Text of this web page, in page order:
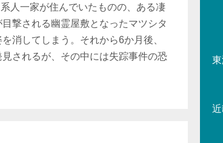
人一家が住んでいたものの、ある凄
撃される幽霊屋敷となったマツシタ
消してしまう。それから6か月後、
されるが、その中には失踪事件の恐